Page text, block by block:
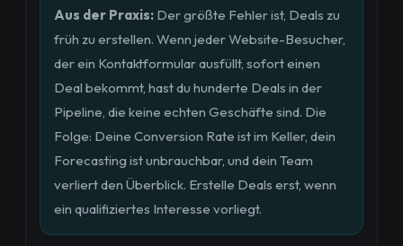
Aus der Praxis: Der größte Fehler ist, Deals zu
früh zu erstellen. Wenn jeder Website-Besucher,
der ein Kontaktformular ausfüllt, sofort einen
Deal bekommt, hast du hunderte Deals in der
Pipeline, die keine echten Geschäfte sind. Die
Folge: Deine Conversion Rate ist im Keller, dein
Forecasting ist unbrauchbar, und dein Team
verliert den Überblick. Erstelle Deals erst, wenn
ein qualifiziertes Interesse vorliegt.